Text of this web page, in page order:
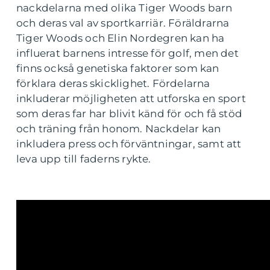
nackdelarna med olika Tiger Woods barn
och deras val av sportkarriär. Föräldrarna
Tiger Woods och Elin Nordegren kan ha
influerat barnens intresse för golf, men det
finns också genetiska faktorer som kan
förklara deras skicklighet. Fördelarna
inkluderar möjligheten att utforska en sport
som deras far har blivit känd för och få stöd
och träning från honom. Nackdelar kan
inkludera press och förväntningar, samt att
leva upp till faderns rykte.